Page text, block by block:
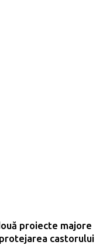
proiecte majore
castorului